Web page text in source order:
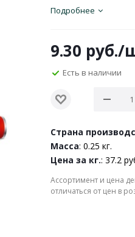
Подробнее
9.30 руб./
Есть в наличии
Страна
Масса: 0.25 кг.
Цена за кг.: 37.2
Ассортимент и цена
отличаться от цен в